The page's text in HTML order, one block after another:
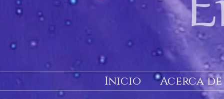
Inicio Acerca de